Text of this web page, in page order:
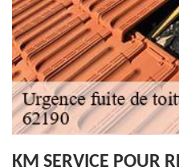
KM SERVICE POUR